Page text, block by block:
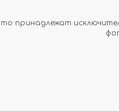
принадлежат